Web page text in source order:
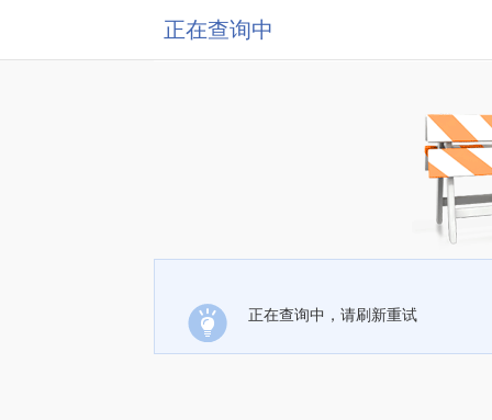
正在查询中
正在查询中，请刷新重试